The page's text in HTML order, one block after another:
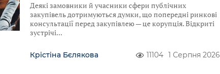
Деякі замовники й учасники сфери публічних
закупівель дотримуються думки, що попередні ринкові
консультації перед закупівлею — це корупція. Відкриті
зустрічі
Крістіна Бєлякова 11104 1 Серпня 2026